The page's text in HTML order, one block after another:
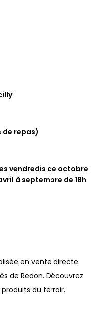
de repas)
vendredis de octobre
à septembre de 18h
en vente directe
de Redon. Découvrez
du terroir.